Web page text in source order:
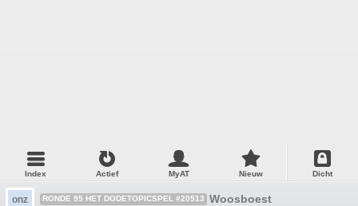
Index Actief MyAT Nieuw Dicht
onz RONDE 95 HET DODETOPICSPEL #20513 Woosboest